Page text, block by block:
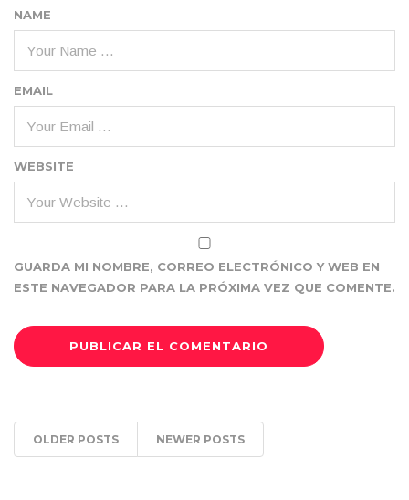
NAME
EMAIL
WEBSITE
GUARDA MI NOMBRE, CORREO ELECTRÓNICO Y WEB EN
ESTE NAVEGADOR PARA LA PRÓXIMA VEZ QUE COMENTE.
OLDER POSTS NEWER POSTS